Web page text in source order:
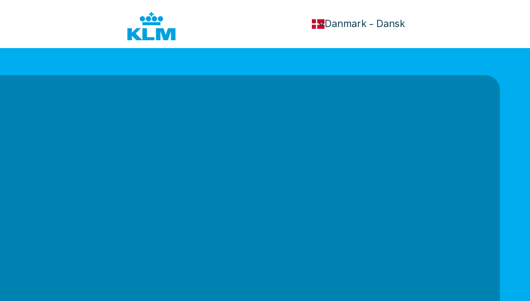
Danmark - Dansk
keyboard_arrow_down